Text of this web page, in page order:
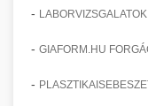
-
- GIAFORM.HU
-